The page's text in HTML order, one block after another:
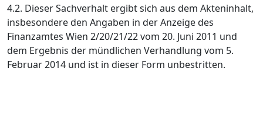
4.2. Dieser Sachverhalt ergibt sich aus dem Akteninhalt,
insbesondere den Angaben in der Anzeige des
Finanzamtes Wien 2/20/21/22 vom 20. Juni 2011 und
dem Ergebnis der mündlichen Verhandlung vom 5.
Februar 2014 und ist in dieser Form unbestritten.